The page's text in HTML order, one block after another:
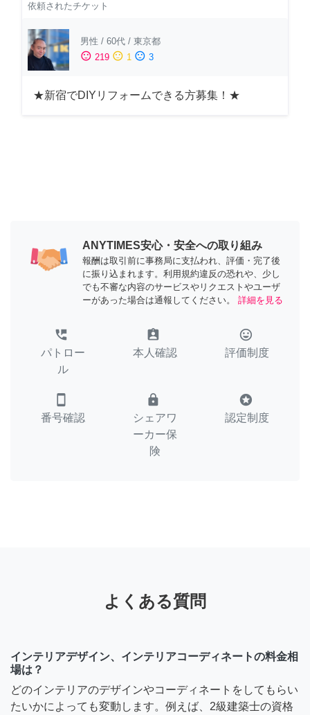
依頼されたチケット
男性 / 60代 / 東京都
sentiment_satisfied 219 sentiment_neutral 1 sentiment_dissatisfied 3
★新宿でDIYリフォームできる方募集！★
ANYTIMES安心・安全への取り組み
報酬は取引前に事務局に支払われ、評価・完了後
に振り込まれます。利用規約違反の恐れや、少し
でも不審な内容のサービスやリクエストやユーザ
ーがあった場合は通報してください。
詳細を見る
perm_phone_msg
パトロー
ル
assignment_ind
本人確認
tag_faces
評価制度
smartphone
番号確認
lock
シェアワ
ーカー保
険
stars
認定制度
よくある質問
インテリアデザイン、インテリアコーディネートの料金相
場は？
どのインテリアのデザインやコーディネートをしてもらい
たいかによっても変動します。例えば、2級建築士の資格